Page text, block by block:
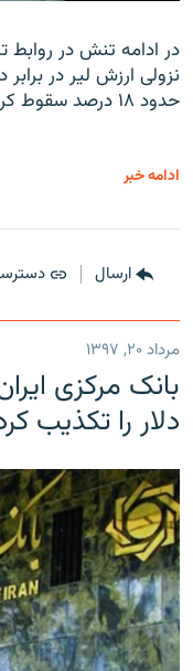
در ادامه تنش در روابط
نزولی ارزش لیر در
حدود ۱۸ درصد سقوط کرد.
ادامه خبر
ارسال
مرداد ۲۰, ۱۳۹۷
دلار را تکذیب